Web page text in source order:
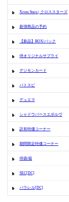
Xross Stars | クロススターズ
新弾商品の予約
【新品】BOX/パック
侍オリジナルサプライ
デジモンカード
バトスピ
デュエマ
シャドウバースエボルヴ
訳有特価コーナー
期間限定特価コーナー
侍袋/箱
SEC[DC]
パラレル[DC]